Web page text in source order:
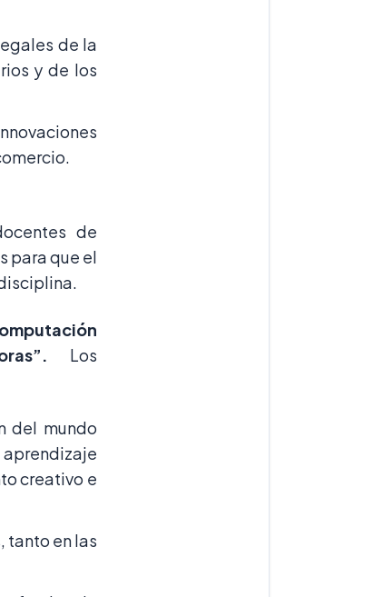
de la
y de los
de
para que el
Los
del mundo
creativo e
tanto en las